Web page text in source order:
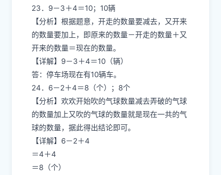
23．9－3＋4＝10；10辆
【分析】根据题意，开走的数量要减去，又开来
的数量要加上，即原来的数量－开走的数量＋又
开来的数量＝现在的数量。
【详解】9－3＋4＝10（辆）
答：停车场现在有10辆车。
24．6－2＋4＝8（个）；8个
【分析】欢欢开始吹的气球数量减去弄破的气球
的数量加上又吹的气球的数量就是现在一共的气
球的数量，据此得出结论即可。
【详解】6－2＋4
＝4＋4
＝8（个）